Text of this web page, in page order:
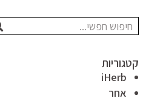
חיפוש
קטגוריות
iHerb
אחר